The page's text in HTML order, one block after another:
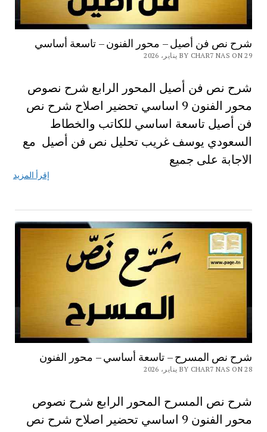
شرح نص فن أصيل – محور الفنون – تاسعة أساسي
BY CHAR7 NAS ON 29 يناير، 2026
شرح نص فن أصيل المحور الرابع شرح نصوص
محور الفنون 9 اساسي تحضير اصلاح شرح نص
فن أصيل تاسعة اساسي للكاتب والخطاط
السعودي يوسف غريب تحليل نص فن أصيل مع
الاجابة على جميع
إقرأ المزيد
شرح نص المسرح – تاسعة أساسي – محور الفنون
BY CHAR7 NAS ON 28 يناير، 2026
شرح نص المسرح المحور الرابع شرح نصوص
محور الفنون 9 اساسي تحضير اصلاح شرح نص